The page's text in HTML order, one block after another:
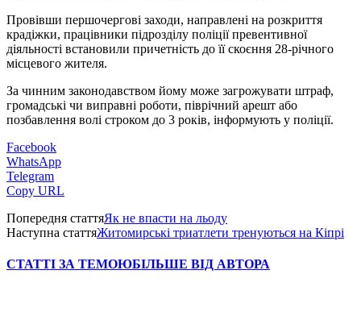
Провівши першочергові заходи, направлені на розкриття
крадіжки, працівники підрозділу поліції превентивної
діяльності встановили причетність до її скоєння 28-річного
місцевого жителя.
За чинним законодавством йому може загрожувати штраф,
громадські чи виправні роботи, піврічний арешт або
позбавлення волі строком до 3 років, інформують у поліції.
Facebook
WhatsApp
Telegram
Copy URL
Попередня статтяЯк не впасти на льоду
Наступна статтяЖитомирські триатлети тренуються на Кіпрі
СТАТТІ ЗА ТЕМОЮБІЛЬШЕ ВІД АВТОРА